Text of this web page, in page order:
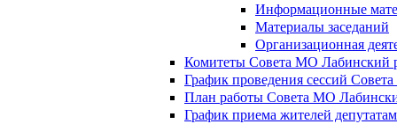
Информационные
Материалы заседаний
Организационная
Комитеты Совета МО Лабинский
График проведения сессий
План работы Совета МО
График приема жителей